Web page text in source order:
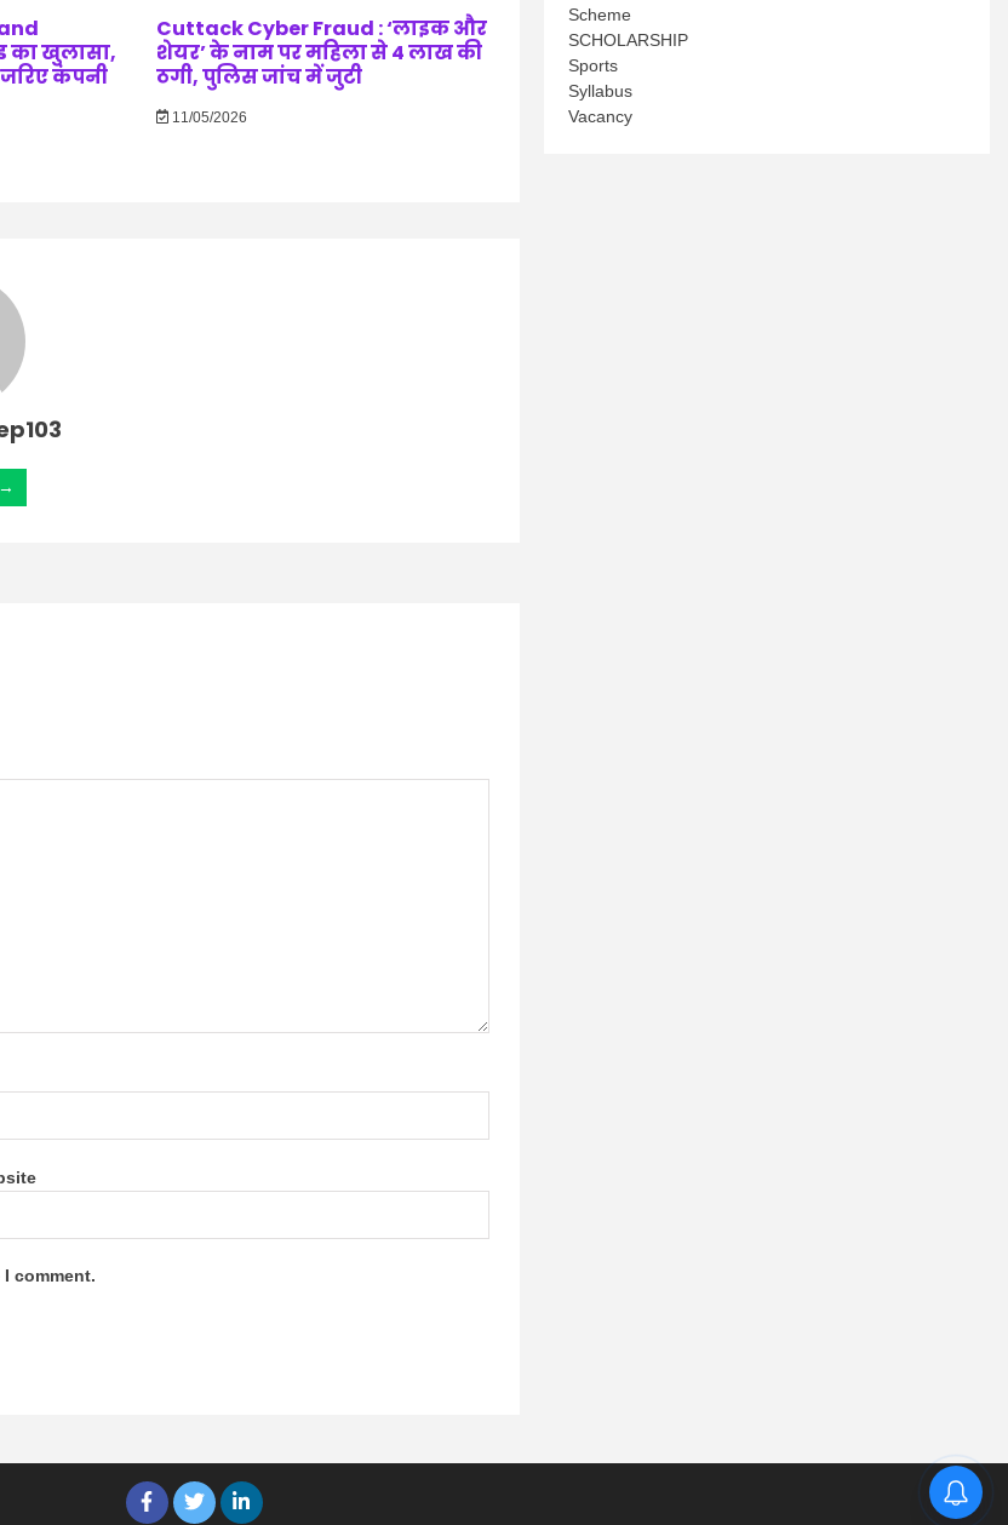
का खुलासा,
कंपनी
Cuttack Cyber Fraud : ‘लाइक और
शेयर’ के नाम पर महिला से 4 लाख की
ठगी, पुलिस जांच में जुटी
11/05/2026
comment.
Scheme
SCHOLARSHIP
Sports
Syllabus
Vacancy